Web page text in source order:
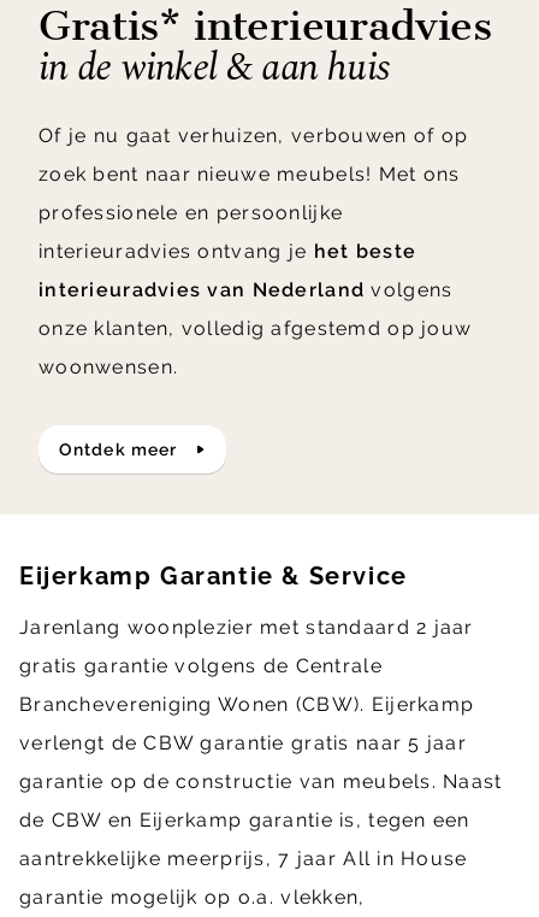
Gratis* interieuradvies
in de winkel & aan huis
Of je nu gaat verhuizen, verbouwen of op
zoek bent naar nieuwe meubels! Met ons
professionele en persoonlijke
interieuradvies ontvang je het beste
interieuradvies van Nederland volgens
onze klanten, volledig afgestemd op jouw
woonwensen.
ontdek meer
Eijerkamp Garantie & Service
Jarenlang woonplezier met standaard 2 jaar
gratis garantie volgens de Centrale
Branchevereniging Wonen (CBW). Eijerkamp
verlengt de CBW garantie gratis naar 5 jaar
garantie op de constructie van meubels. Naast
de CBW en Eijerkamp garantie is, tegen een
aantrekkelijke meerprijs, 7 jaar All in House
garantie mogelijk op o.a. vlekken,